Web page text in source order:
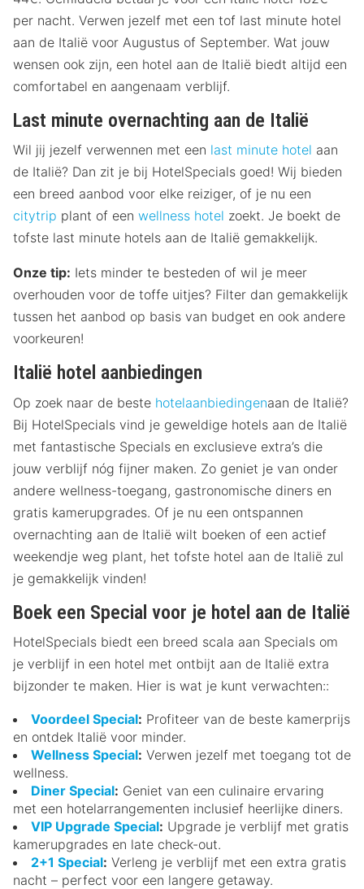
per nacht. Verwen jezelf met een tof last minute hotel
aan de Italië voor Augustus of September. Wat jouw
wensen ook zijn, een hotel aan de Italië biedt altijd een
comfortabel en aangenaam verblijf.
Last minute overnachting aan de Italië
Wil jij jezelf verwennen met een last minute hotel aan
de Italië? Dan zit je bij HotelSpecials goed! Wij bieden
een breed aanbod voor elke reiziger, of je nu een
citytrip plant of een wellness hotel zoekt. Je boekt de
tofste last minute hotels aan de Italië gemakkelijk.
Onze tip: Iets minder te besteden of wil je meer
overhouden voor de toffe uitjes? Filter dan gemakkelijk
tussen het aanbod op basis van budget en ook andere
voorkeuren!
Italië hotel aanbiedingen
Op zoek naar de beste hotelaanbiedingenaan de Italië?
Bij HotelSpecials vind je geweldige hotels aan de Italië
met fantastische Specials en exclusieve extra’s die
jouw verblijf nóg fijner maken. Zo geniet je van onder
andere wellness-toegang, gastronomische diners en
gratis kamerupgrades. Of je nu een ontspannen
overnachting aan de Italië wilt boeken of een actief
weekendje weg plant, het tofste hotel aan de Italië zul
je gemakkelijk vinden!
Boek een Special voor je hotel aan de Italië
HotelSpecials biedt een breed scala aan Specials om
je verblijf in een hotel met ontbijt aan de Italië extra
bijzonder te maken. Hier is wat je kunt verwachten::
Voordeel Special: Profiteer van de beste kamerprijs
en ontdek Italië voor minder.
Wellness Special: Verwen jezelf met toegang tot de
wellness.
Diner Special: Geniet van een culinaire ervaring
met een hotelarrangementen inclusief heerlijke diners.
VIP Upgrade Special: Upgrade je verblijf met gratis
kamerupgrades en late check-out.
2+1 Special: Verleng je verblijf met een extra gratis
nacht – perfect voor een langere getaway.